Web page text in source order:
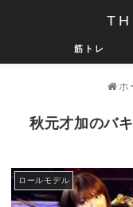
筋トレ
ホ
秋元才加のバ
ロールモデル